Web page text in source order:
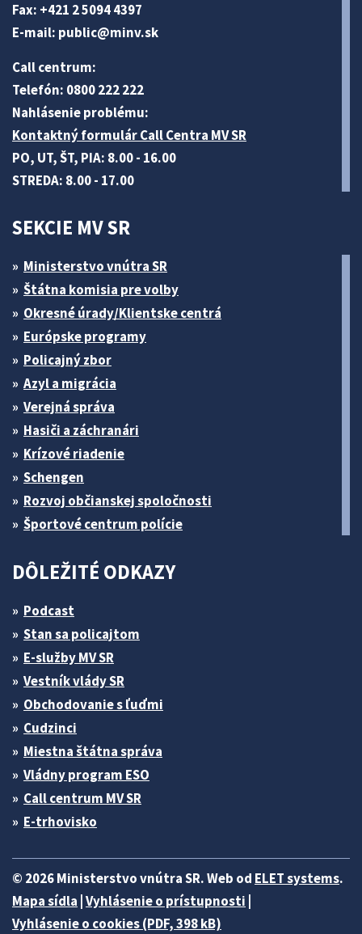
Fax: +421 2 5094 4397
E-mail: public@minv.sk
Call centrum:
Telefón: 0800 222 222
Nahlásenie problému:
Kontaktný formulár Call Centra MV SR
PO, UT, ŠT, PIA: 8.00 - 16.00
STREDA: 8.00 - 17.00
SEKCIE MV SR
Ministerstvo vnútra SR
Štátna komisia pre volby
Okresné úrady/Klientske centrá
Európske programy
Policajný zbor
Azyl a migrácia
Verejná správa
Hasiči a záchranári
Krízové riadenie
Schengen
Rozvoj občianskej spoločnosti
Športové centrum polície
DÔLEŽITÉ ODKAZY
Podcast
Stan sa policajtom
E-služby MV SR
Vestník vlády SR
Obchodovanie s ľuďmi
Cudzinci
Miestna štátna správa
Vládny program ESO
Call centrum MV SR
E-trhovisko
© 2026 Ministerstvo vnútra SR. Web od ELET systems.
Mapa sídla Vyhlásenie o prístupnosti
Vyhlásenie o cookies (PDF, 398 kB)